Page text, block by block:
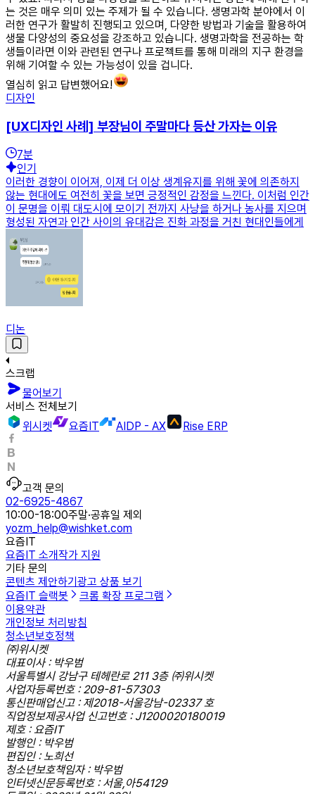
는 것은 매우 의미 있는 주제가 될 수 있습니다. 생명과학 분야에서 이
러한 연구가 활발히 진행되고 있으며, 다양한 방법과 기술을 활용하여
생물 다양성의 중요성을 강조하고 있습니다. 생명과학을 전공하는 학
생들이라면 이와 관련된 연구나 프로젝트를 통해 미래의 지구 환경을
위해 기여할 수 있는 가능성이 있을 겁니다.
열심히 읽고 답변했어요!
디자인
[UX디자인 사례] 부장님이 주말마다 등산 가자는 이유
7분
인기
이러한 경향이 이어져, 이제 더 이상 생계유지를 위해 꽃에 의존하지
않는 현대에도 여전히 꽃을 보면 긍정적인 감정을 느낀다. 이처럼 인간
이 문명을 이뤄 대도시에 모이기 전까지 사냥을 하거나 농사를 지으며
형성된 자연과 인간 사이의 유대감은 진화 과정을 거친 현대인들에게
디논
스크랩
물어보기
서비스 전체보기
위시켓
요즘IT AIDP - AX Rise ERP
고객 문의
02-6925-4867
10:00-18:00주말·공휴일 제외
yozm_help@wishket.com
요즘IT
요즘IT 소개작가 지원
기타 문의
콘텐츠 제안하기 광고 상품 보기
요즘IT 슬랙봇
크롬 확장 프로그램
이용약관
개인정보 처리방침
청소년보호정책
㈜위시켓
대표이사 : 박우범
서울특별시 강남구 테헤란로 211 3층 ㈜위시켓
사업자등록번호 : 209-81-57303
통신판매업신고 : 제2018-서울강남-02337 호
직업정보제공사업 신고번호 : J1200020180019
제호 : 요즘IT
발행인 : 박우범
편집인 : 노희선
청소년보호책임자 : 박우범
인터넷신문등록번호 : 서울,아54129